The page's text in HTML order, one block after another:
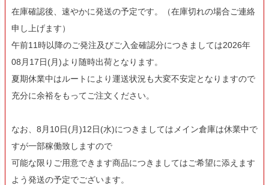
在庫確認後、速やかに発送の予定です。（在庫切れの場合ご連絡
申し上げます）
午前11時以降のご発注及びご入金確認分につきましては2026年
08月17日(月)より随時出荷となります。
夏期休業中はルートにより運送状況も大変不安定となりますので
充分に余裕をもってご注文ください。
なお、8月10日(月)12日(水)につきましてはメイン倉庫は休業中で
すが一部稼働致しますので
可能な限りご用意できます商品につきましてはご希望に添えます
よう発送の予定でございます。